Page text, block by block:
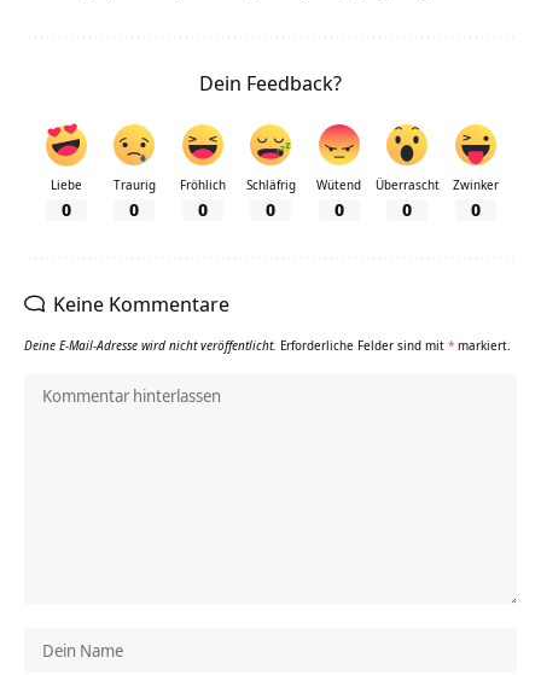
Dein Feedback?
Liebe
0
Traurig
0
Fröhlich
0
Schläfrig
0
Wütend
0
Überrascht
0
Zwinker
0
Keine Kommentare
Deine E-Mail-Adresse wird nicht veröffentlicht. Erforderliche Felder sind mit * markiert.